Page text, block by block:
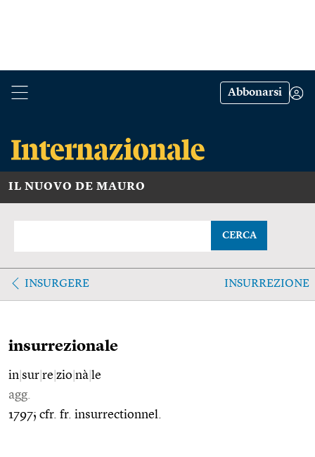
Abbonarsi
IL NUOVO DE MAURO
CERCA
INSURGERE INSURREZIONE
insurrezionale
in sur re zio nà le
agg.
1797; cfr. fr. insurrectionnel.